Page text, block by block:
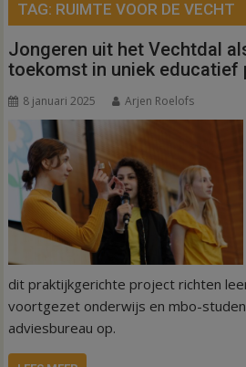
TAG: RUIMTE VOOR DE VECHT
Jongeren uit het Vechtdal
toekomst in uniek educatief
8 januari 2025 Arjen Roelofs
dit praktijkgerichte project richten
voortgezet onderwijs en mbo-
adviesbureau op.